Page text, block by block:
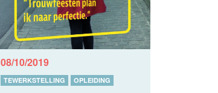
08/10/2019
TEWERKSTELLING OPLEIDING